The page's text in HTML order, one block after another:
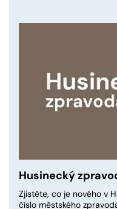
Husinecký
Zjistěte, co je nového v
číslo městského